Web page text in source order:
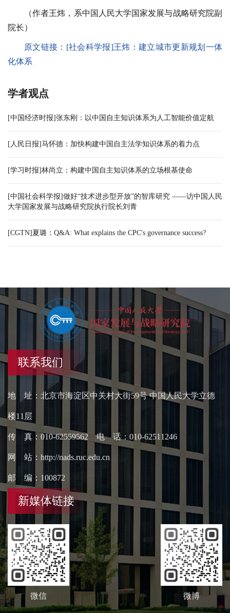
（作者王炜，系中国人民大学国家发展与战略研究院副
院长）
原文链接： [社会科学报]王炜：建立城市更新规划一体
化体系
学者观点
[中国经济时报]张东刚：以中国自主知识体系为人工智能价值定航
[人民日报]马怀德：加快构建中国自主法学知识体系的着力点
[学习时报]林尚立：构建中国自主知识体系的立场根基使命
[中国社会科学报]做好“技术进步型开放”的智库研究 ——访中国人民
大学国家发展与战略研究院执行院长刘青
[CGTN]夏璐：Q&A: What explains the CPC's governance success?
联系我们
地 址：北京市海淀区中关村大街59号 中国人民大学立德
楼11层
传 真：010-62559562 电 话：010-62511246
网 站：http://nads.ruc.edu.cn
邮 编：100872
新媒体链接
微信 微博